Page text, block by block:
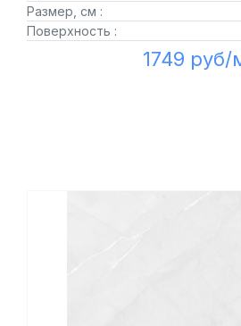
Размер, см :
Поверхность :
1749 руб/